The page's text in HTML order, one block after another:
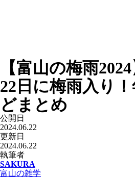
【富山の梅雨
22日に梅雨入り
どまとめ
公開日
2024.06.22
更新日
2024.06.22
執筆者
SAKURA
富山の雑学